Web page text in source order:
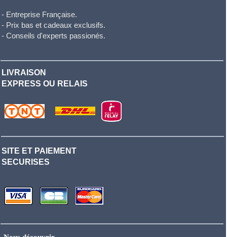
- Entreprise Française.
- Prix bas et cadeaux exclusifs.
- Conseils d'experts passionés.
LIVRAISON
EXPRESS OU RELAIS
SITE ET PAIEMENT
SECURISES